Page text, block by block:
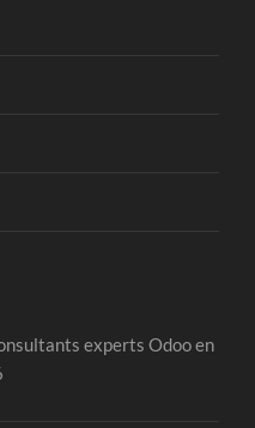
experts Odoo en